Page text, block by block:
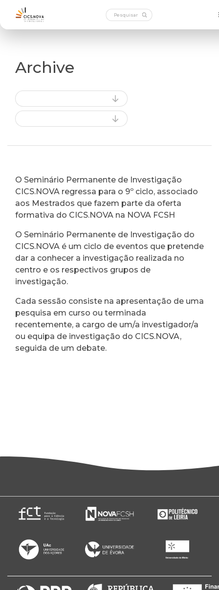
Archive
O Seminário Permanente de Investigação
CICS.NOVA regressa para o 9º ciclo, associado
aos Mestrados que fazem parte da oferta
formativa do CICS.NOVA na NOVA FCSH
O Seminário Permanente de Investigação do
CICS.NOVA é um ciclo de eventos que pretende
dar a conhecer a investigação realizada no
centro e os respectivos grupos de
investigação.
Cada sessão consiste na apresentação de uma
pesquisa em curso ou terminada
recentemente, a cargo de um/a investigador/a
ou equipa de investigação do CICS.NOVA,
seguida de um debate.